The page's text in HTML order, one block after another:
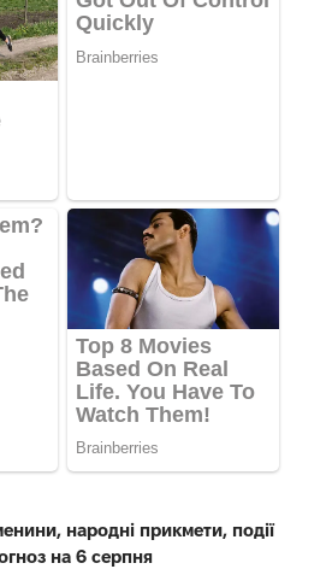
народні прикмети, події
на 6 серпня